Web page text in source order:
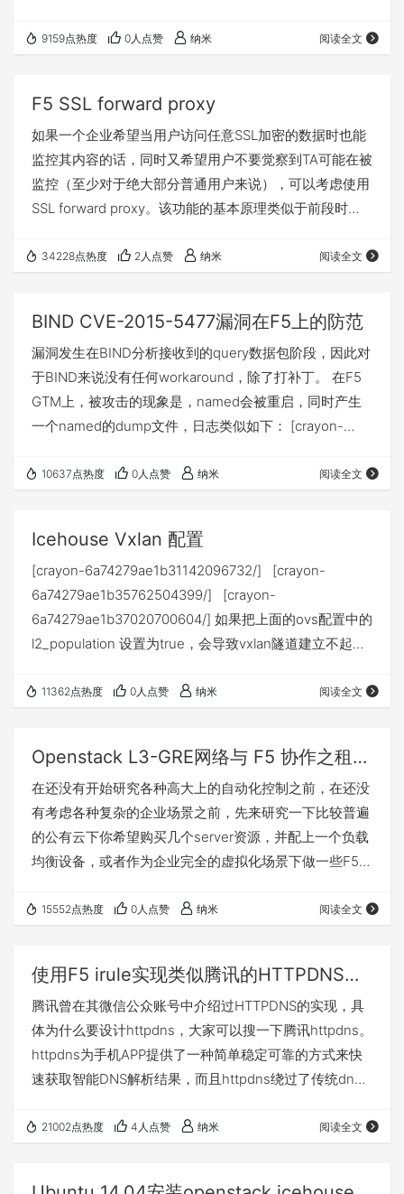
9159点热度 0人点赞 纳米 阅读全文
F5 SSL forward proxy
如果一个企业希望当用户访问任意SSL加密的数据时也能
监控其内容的话，同时又希望用户不要觉察到TA可能在被
监控（至少对于绝大部分普通用户来说），可以考虑使用
SSL forward proxy。该功能的基本原理类似于前段时间
on-fly签发一张让用户感觉不到的server证书，这样客户
对于F5来说，其实际通信过程如下： client 发起 client
hel…
34228点热度 2人点赞 纳米 阅读全文
BIND CVE-2015-5477漏洞在F5上的防范
漏洞发生在BIND分析接收到的query数据包阶段，因此对
于BIND来说没有任何workaround，除了打补丁。 在F5
GTM上，被攻击的现象是，named会被重启，同时产生
一个named的dump文件，日志类似如下： [crayon-
上GTM智能解析不会受到影响，当然如果那个时候必须需
SOL，请查看 https://suppo…
10637点热度 0人点赞 纳米 阅读全文
Icehouse Vxlan 配置
[crayon-6a74279ae1b31142096732/] [crayon-
6a74279ae1b35762504399/] [crayon-
6a74279ae1b37020700604/] 如果把上面的ovs配置中的
l2_population 设置为true，会导致vxlan隧道建立不起
6a74279ae1b39347122086/]
11362点热度 0人点赞 纳米 阅读全文
Openstack L3-GRE网络与 F5 协作之租户内部BIGIP(ICEHOUSE)
在还没有开始研究各种高大上的自动化控制之前，在还没
有考虑各种复杂的企业场景之前，先来研究一下比较普遍
的公有云下你希望购买几个server资源，并配上一个负载
均衡设备，或者作为企业完全的虚拟化场景下做一些F5产
像ESXi上部署各种server，F5一样，是个虚拟化的过程。
此在实体网络经验下部署F5的经验统统可以用到。租户内
部部署一台F5并不需要安装F5 plugi…
15552点热度 0人点赞 纳米 阅读全文
使用F5 irule实现类似腾讯的HTTPDNS功能
腾讯曾在其微信公众账号中介绍过HTTPDNS的实现，具
体为什么要设计httpdns，大家可以搜一下腾讯httpdns。
httpdns为手机APP提供了一种简单稳定可靠的方式来快
速获取智能DNS解析结果，而且httpdns绕过了传统dns
看到真实客户端地址，这解决了当今edns-client-subnet
21002点热度 4人点赞 纳米 阅读全文